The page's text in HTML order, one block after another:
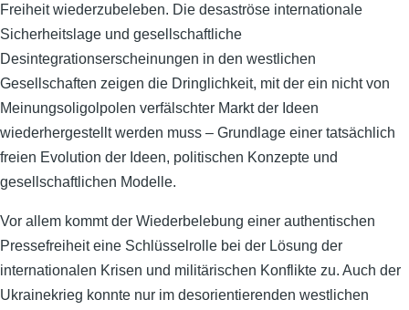
Freiheit wiederzubeleben. Die desaströse internationale
Sicherheitslage und gesellschaftliche
Desintegrationserscheinungen in den westlichen
Gesellschaften zeigen die Dringlichkeit, mit der ein nicht von
Meinungsoligolpolen verfälschter Markt der Ideen
wiederhergestellt werden muss – Grundlage einer tatsächlich
freien Evolution der Ideen, politischen Konzepte und
gesellschaftlichen Modelle.
Vor allem kommt der Wiederbelebung einer authentischen
Pressefreiheit eine Schlüsselrolle bei der Lösung der
internationalen Krisen und militärischen Konflikte zu. Auch der
Ukrainekrieg konnte nur im desorientierenden westlichen